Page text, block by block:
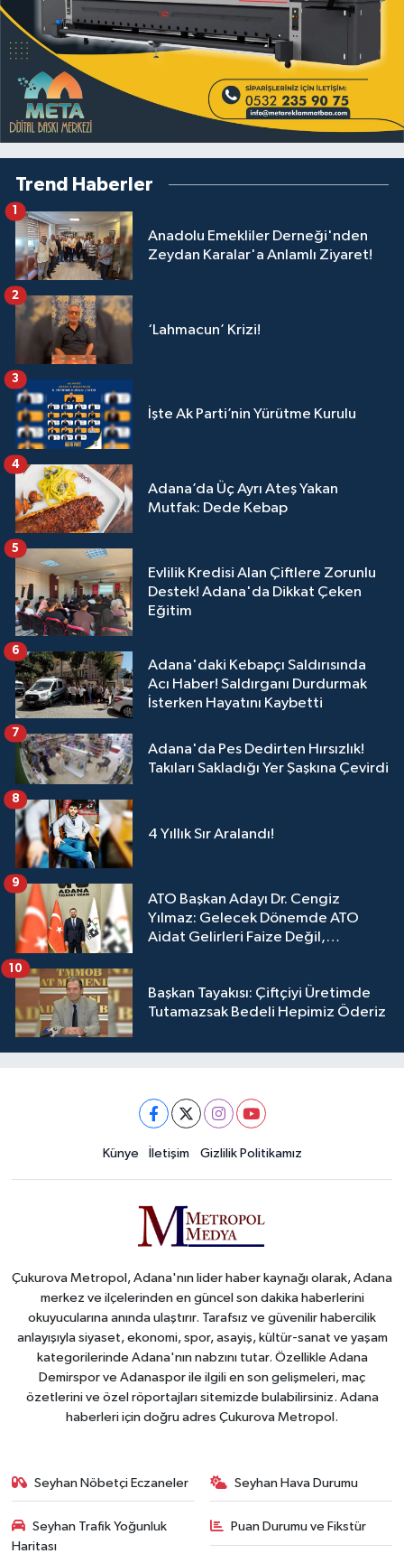
Trend Haberler
Anadolu Emekliler Derneği'nden
Zeydan Karalar'a Anlamlı Ziyaret!
1
‘Lahmacun’ Krizi!
2
İşte Ak Parti’nin Yürütme Kurulu
3
Adana’da Üç Ayrı Ateş Yakan
Mutfak: Dede Kebap
4
Evlilik Kredisi Alan Çiftlere Zorunlu
Destek! Adana'da Dikkat Çeken
Eğitim
5
Adana'daki Kebapçı Saldırısında
Acı Haber! Saldırganı Durdurmak
İsterken Hayatını Kaybetti
6
Adana'da Pes Dedirten Hırsızlık!
Takıları Sakladığı Yer Şaşkına Çevirdi
7
4 Yıllık Sır Aralandı!
8
ATO Başkan Adayı Dr. Cengiz
Yılmaz: Gelecek Dönemde ATO
Aidat Gelirleri Faize Değil,
9
Başkan Tayakısı: Çiftçiyi Üretimde
Tutamazsak Bedeli Hepimiz Öderiz
10
Künye İletişim Gizlilik Politikamız
Çukurova Metropol, Adana'nın lider haber kaynağı olarak, Adana
merkez ve ilçelerinden en güncel son dakika haberlerini
okuyucularına anında ulaştırır. Tarafsız ve güvenilir habercilik
anlayışıyla siyaset, ekonomi, spor, asayiş, kültür-sanat ve yaşam
kategorilerinde Adana'nın nabzını tutar. Özellikle Adana
Demirspor ve Adanaspor ile ilgili en son gelişmeleri, maç
özetlerini ve özel röportajları sitemizde bulabilirsiniz. Adana
haberleri için doğru adres Çukurova Metropol.
Seyhan Nöbetçi Eczaneler Seyhan Hava Durumu
Seyhan Trafik Yoğunluk
Haritası
Puan Durumu ve Fikstür